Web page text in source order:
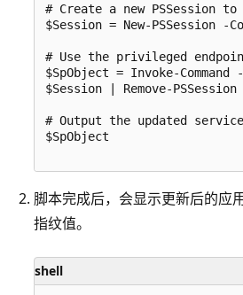
# Create a new PSSession
$Session = New-PSSession -
# Use the privileged
$SpObject = Invoke-
$Session | Remove-PSSession
# Output the updated
$SpObject
脚本完成后，会显示更新后的应
指纹值。
shell